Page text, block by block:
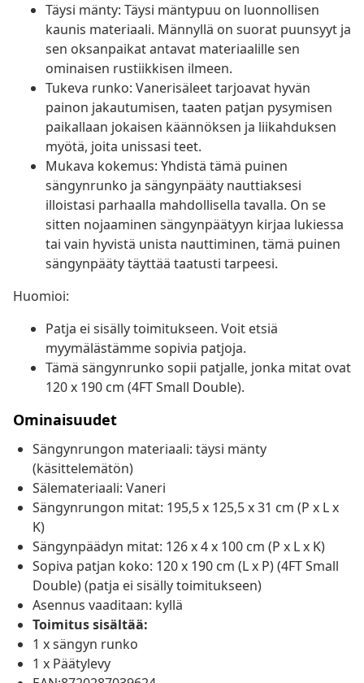
Täysi mänty: Täysi mäntypuu on luonnollisen
kaunis materiaali. Männyllä on suorat puunsyyt ja
sen oksanpaikat antavat materiaalille sen
ominaisen rustiikkisen ilmeen.
Tukeva runko: Vanerisäleet tarjoavat hyvän
painon jakautumisen, taaten patjan pysymisen
paikallaan jokaisen käännöksen ja liikahduksen
myötä, joita unissasi teet.
Mukava kokemus: Yhdistä tämä puinen
sängynrunko ja sängynpääty nauttiaksesi
illoistasi parhaalla mahdollisella tavalla. On se
sitten nojaaminen sängynpäätyyn kirjaa lukiessa
tai vain hyvistä unista nauttiminen, tämä puinen
sängynpääty täyttää taatusti tarpeesi.
Huomioi:
Patja ei sisälly toimitukseen. Voit etsiä
myymälästämme sopivia patjoja.
Tämä sängynrunko sopii patjalle, jonka mitat ovat
120 x 190 cm (4FT Small Double).
Ominaisuudet
Sängynrungon materiaali: täysi mänty
(käsittelemätön)
Sälemateriaali: Vaneri
Sängynrungon mitat: 195,5 x 125,5 x 31 cm (P x L x
K)
Sängynpäädyn mitat: 126 x 4 x 100 cm (P x L x K)
Sopiva patjan koko: 120 x 190 cm (L x P) (4FT Small
Double) (patja ei sisälly toimitukseen)
Asennus vaaditaan: kyllä
Toimitus sisältää:
1 x sängyn runko
1 x Päätylevy